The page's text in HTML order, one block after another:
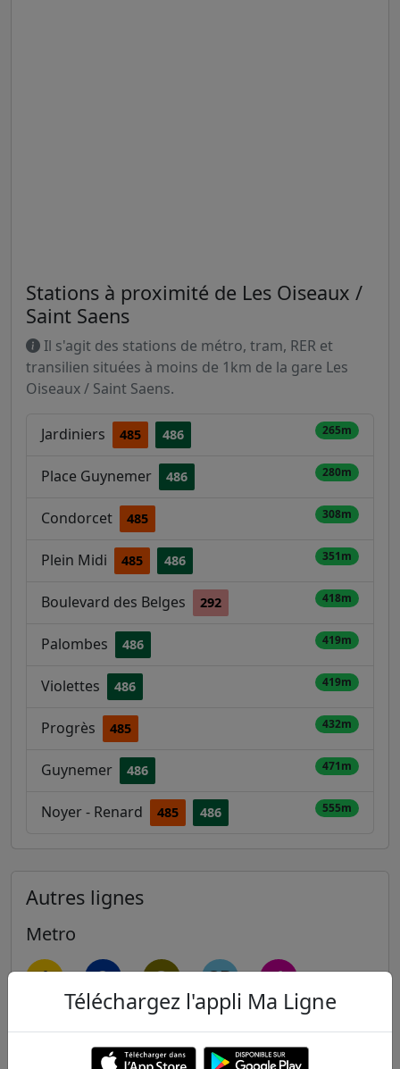
Stations à proximité de Les Oiseaux /
Saint Saens
Il s'agit des stations de métro, tram, RER et
transilien situées à moins de 1km de la gare Les
Oiseaux / Saint Saens.
Jardiniers 485 486 265m
Place Guynemer 486 280m
Condorcet 485 308m
Plein Midi 485 486 351m
Boulevard des Belges 292 418m
Palombes 486 419m
Violettes 486 419m
Progrès 485 432m
Guynemer 486 471m
Noyer - Renard 485 486 555m
Autres lignes
Metro
1 2 3 3B 4
5 6 7 7B 8
Téléchargez l'appli Ma Ligne